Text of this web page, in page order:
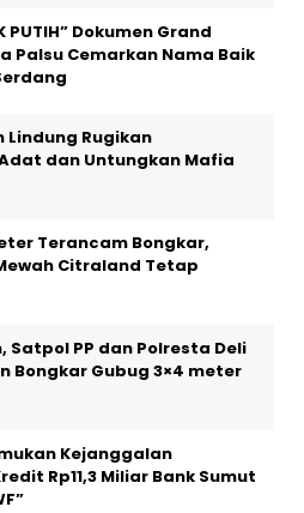
PUTIH” Dokumen Grand
Palsu Cemarkan Nama Baik
Lindung Rugikan
dan Untungkan Mafia
Terancam Bongkar,
Citraland Tetap
Satpol PP dan Polresta Deli
Bongkar Gubug 3×4 meter
Kejanggalan
Rp11,3 Miliar Bank Sumut